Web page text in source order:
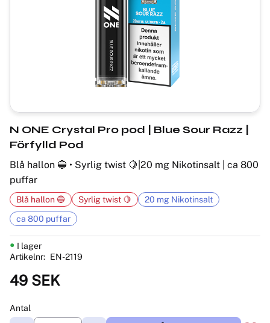
N ONE Crystal Pro pod | Blue Sour Razz |
Förfylld Pod
Blå hallon 🔵 • Syrlig twist 🍋|20 mg Nikotinsalt | ca 800
puffar
49 SEK
Antal
I lager
Artikelnr
EN-2119
Blå hallon 🔵 Syrlig twist 🍋
20 mg Nikotinsalt
ca 800 puffar